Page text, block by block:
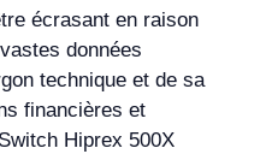
écrasant en raison
données
technique et de sa
financières et
Hiprex 500X